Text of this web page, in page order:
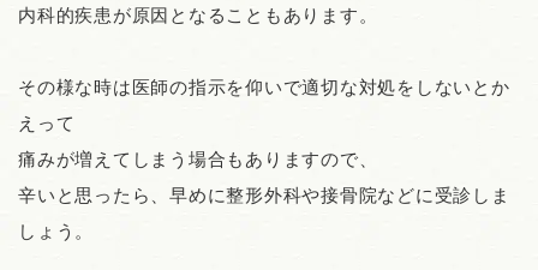
内科的疾患が原因となることもあります。
その様な時は医師の指示を仰いで適切な対処をしないとか
えって
痛みが増えてしまう場合もありますので、
辛いと思ったら、早めに整形外科や接骨院などに受診しま
しょう。